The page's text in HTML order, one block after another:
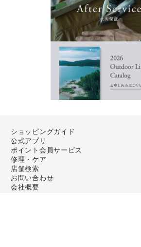
ショッピングガイド
公式アプリ
ポイント会員サービス
修理・ケア
店舗検索
お問い合わせ
会社概要